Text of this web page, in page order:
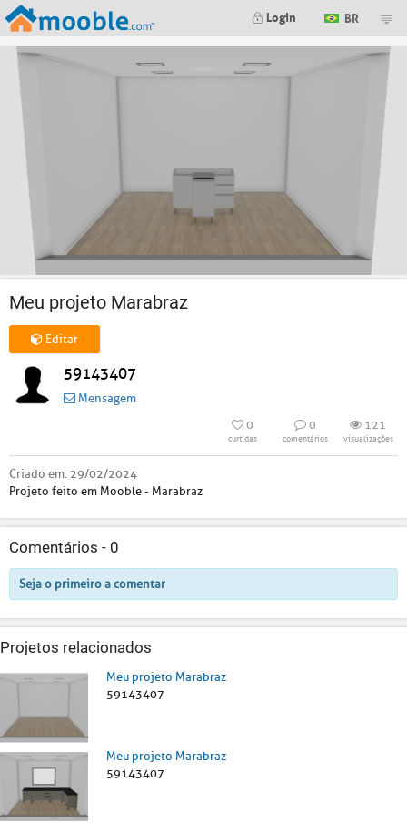
Login BR
Meu projeto Marabraz
Editar
59143407
Mensagem
0
curtidas
0
comentários
121
visualizações
Criado em: 29/02/2024
Projeto feito em Mooble - Marabraz
Comentários - 0
Seja o primeiro a comentar
Projetos relacionados
Meu projeto Marabraz
59143407
Meu projeto Marabraz
59143407